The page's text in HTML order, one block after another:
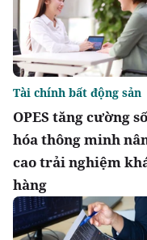
OPES tăng cường số
hóa thông minh
cao trải nghiệm
hàng
Tài chính bất động sản